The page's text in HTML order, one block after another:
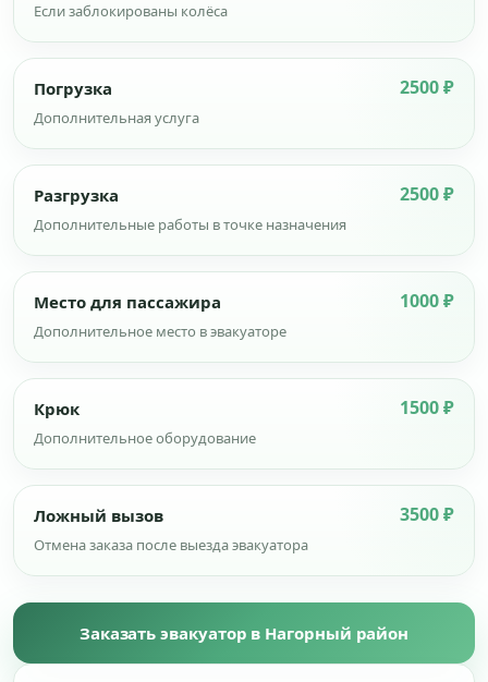
Если заблокированы колёса
Погрузка 2500 ₽
Дополнительная услуга
Разгрузка 2500 ₽
Дополнительные работы в точке назначения
Место для пассажира 1000 ₽
Дополнительное место в эвакуаторе
Крюк 1500 ₽
Дополнительное оборудование
Ложный вызов 3500 ₽
Отмена заказа после выезда эвакуатора
Заказать эвакуатор в Нагорный район